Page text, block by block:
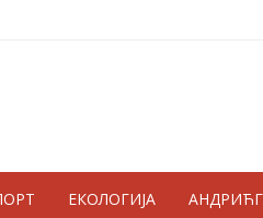
ЕКОЛОГИЈА